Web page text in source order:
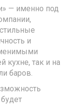
— именно под
и
так и на
баров.